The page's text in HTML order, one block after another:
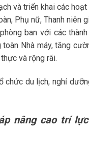
và triển khai các
Phụ nữ, Thanh
ban với các
Nhà máy, tăng
và rộng rãi.
du lịch, nghỉ
nâng cao trí